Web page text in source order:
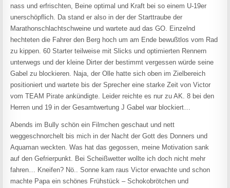
nass und erfrischten, Beine optimal und Kraft bei so einem U-19er
unerschöpflich. Da stand er also in der der Starttraube der
Marathonschlachtschweine und wartete aud das GO. Einzelnd
hechteten die Fahrer den Berg hoch um am Ende bewußtlos vom Rad
zu kippen. 60 Starter teilweise mit Slicks und optimierten Rennern
unterwegs und der kleine Dirter der bestimmt vergessen würde seine
Gabel zu blockieren. Naja, der Olle hatte sich oben im Zielbereich
positioniert und wartete bis der Sprecher eine starke Zeit von Victor
vom TEAM Pirate ankündigte. Leider reichte es nur zu AK. 8 bei den
Herren und 19 in der Gesamtwertung J Gabel war blockiert…
Abends im Bully schön ein Filmchen geschaut und nett
weggeschnorchelt bis mich in der Nacht der Gott des Donners und
Aquaman weckten. Was hat das gegossen, meine Motivation sank
auf den Gefrierpunkt. Bei Scheißwetter wollte ich doch nicht mehr
fahren… Kneifen? Nö.. Sonne kam raus Victor erwachte und schon
machte Papa ein schönes Frühstück – Schokobrötchen und